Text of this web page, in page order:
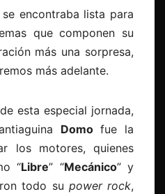
encontraba lista para
que componen su
más una sorpresa,
más adelante.
esta especial jornada,
Domofue la
los motores, quienes
“Libre” “Mecánico” y
todo su power rock,